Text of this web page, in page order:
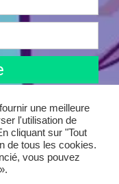
| Tous droits
une meilleure
l'utilisation de
cliquant sur "Tout
de tous les cookies.
vous pouvez